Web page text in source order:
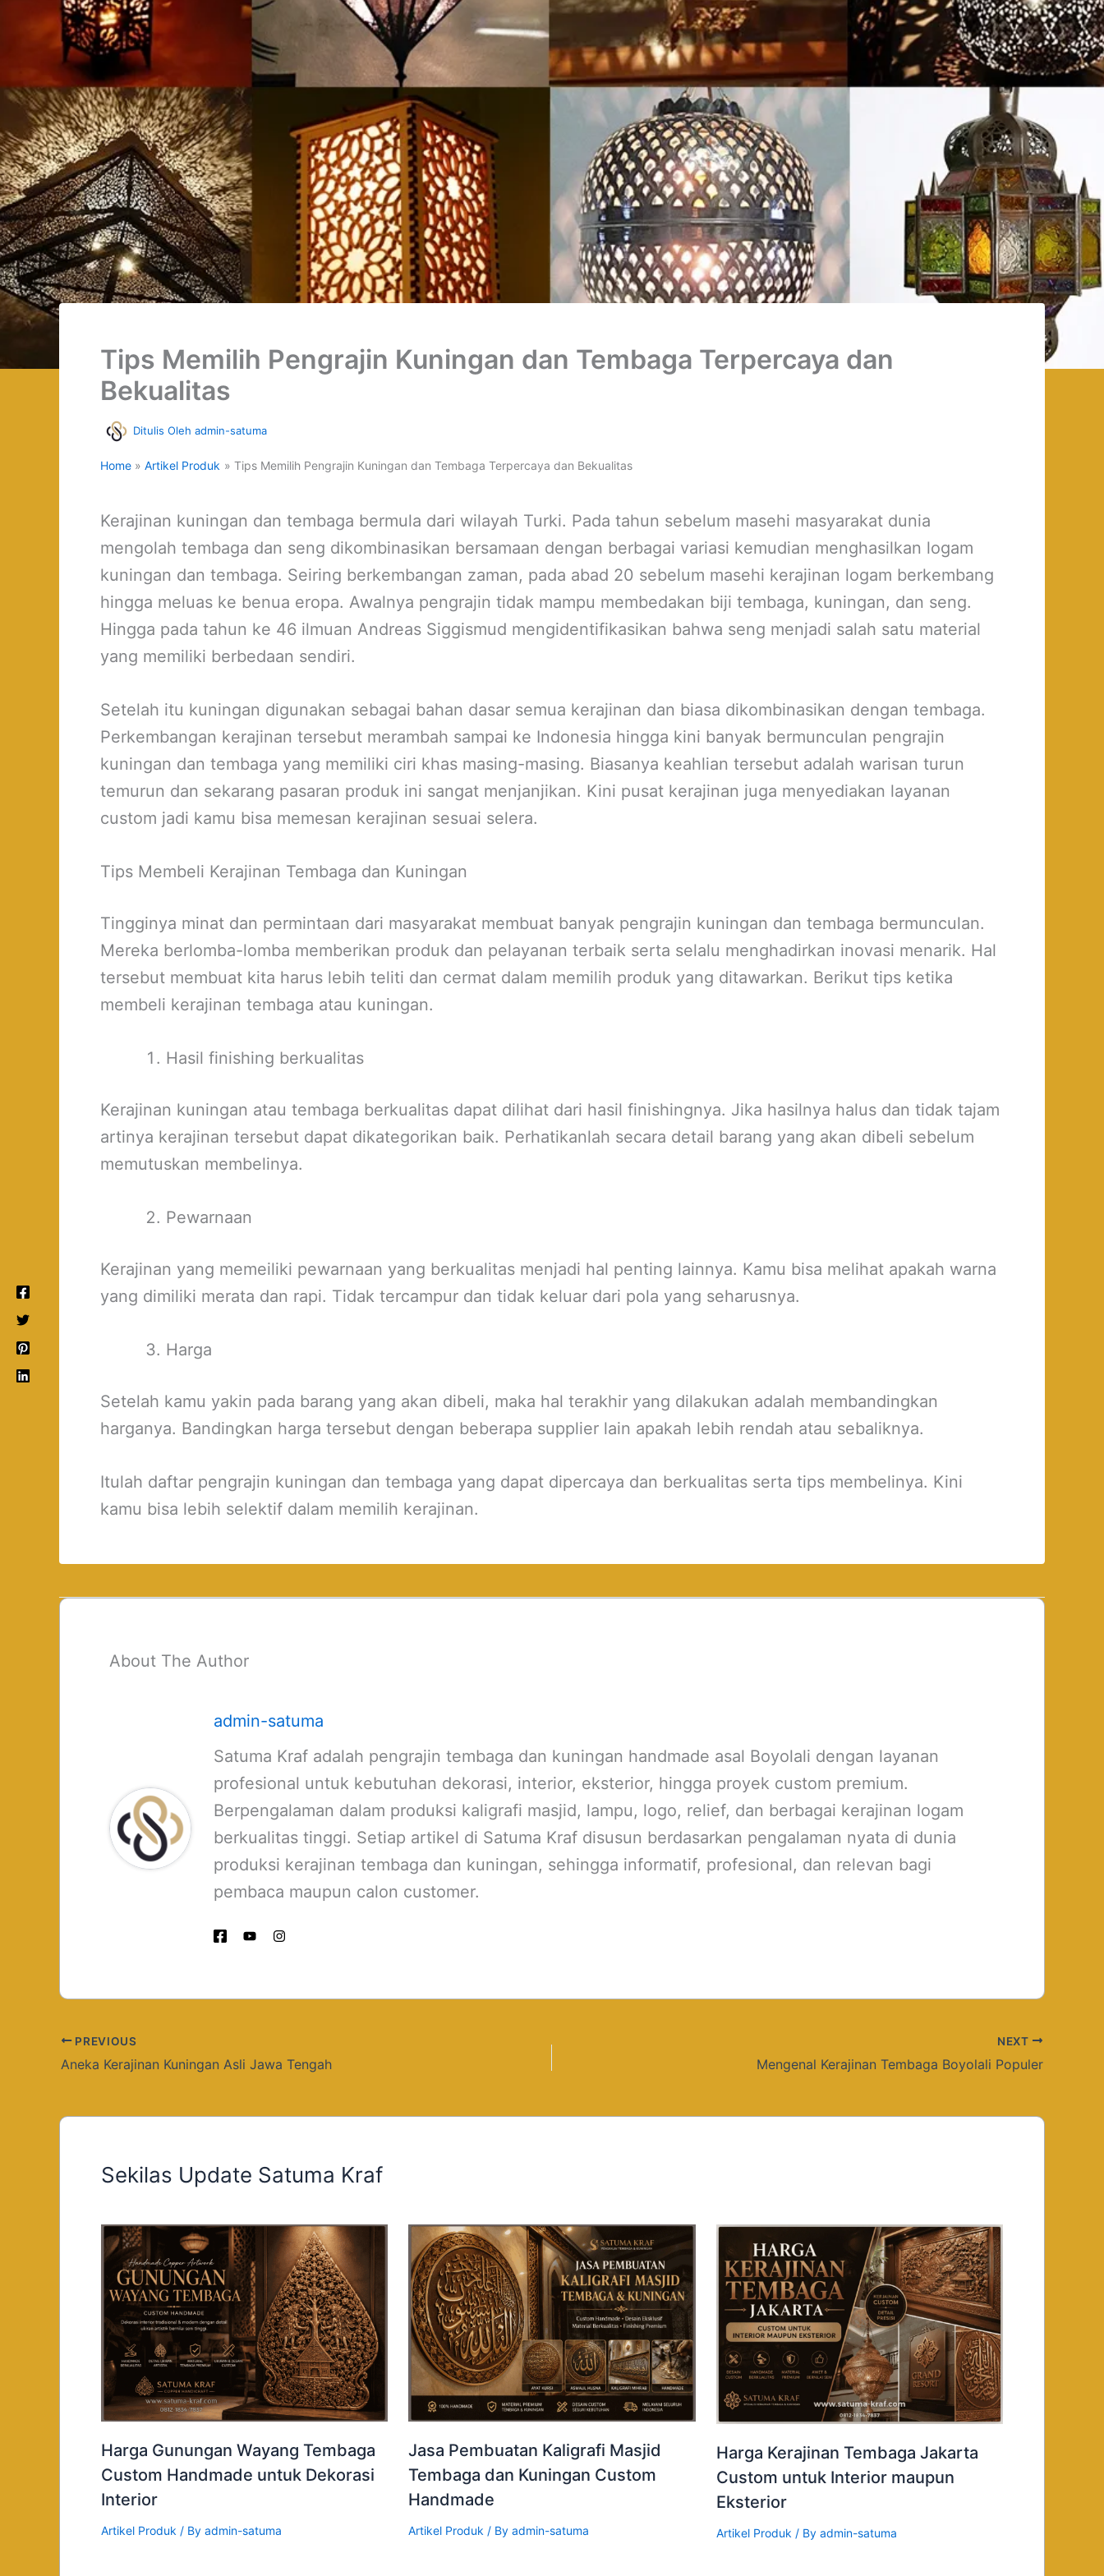
Tips Memilih Pengrajin Kuningan dan Tembaga Terpercaya dan
Bekualitas
Ditulis Oleh admin-satuma
Home Artikel Produk Tips Memilih Pengrajin Kuningan dan Tembaga Terpercaya dan Bekualitas
Kerajinan kuningan dan tembaga bermula dari wilayah Turki. Pada tahun sebelum masehi masyarakat dunia
mengolah tembaga dan seng dikombinasikan bersamaan dengan berbagai variasi kemudian menghasilkan logam
kuningan dan tembaga. Seiring berkembangan zaman, pada abad 20 sebelum masehi kerajinan logam berkembang
hingga meluas ke benua eropa. Awalnya pengrajin tidak mampu membedakan biji tembaga, kuningan, dan seng.
Hingga pada tahun ke 46 ilmuan Andreas Siggismud mengidentifikasikan bahwa seng menjadi salah satu material
yang memiliki berbedaan sendiri.
Setelah itu kuningan digunakan sebagai bahan dasar semua kerajinan dan biasa dikombinasikan dengan tembaga.
Perkembangan kerajinan tersebut merambah sampai ke Indonesia hingga kini banyak bermunculan pengrajin
kuningan dan tembaga yang memiliki ciri khas masing-masing. Biasanya keahlian tersebut adalah warisan turun
temurun dan sekarang pasaran produk ini sangat menjanjikan. Kini pusat kerajinan juga menyediakan layanan
custom jadi kamu bisa memesan kerajinan sesuai selera.
Tips Membeli Kerajinan Tembaga dan Kuningan
Tingginya minat dan permintaan dari masyarakat membuat banyak pengrajin kuningan dan tembaga bermunculan.
Mereka berlomba-lomba memberikan produk dan pelayanan terbaik serta selalu menghadirkan inovasi menarik. Hal
tersebut membuat kita harus lebih teliti dan cermat dalam memilih produk yang ditawarkan. Berikut tips ketika
membeli kerajinan tembaga atau kuningan.
Hasil finishing berkualitas
Kerajinan kuningan atau tembaga berkualitas dapat dilihat dari hasil finishingnya. Jika hasilnya halus dan tidak tajam
artinya kerajinan tersebut dapat dikategorikan baik. Perhatikanlah secara detail barang yang akan dibeli sebelum
memutuskan membelinya.
Pewarnaan
Kerajinan yang memeiliki pewarnaan yang berkualitas menjadi hal penting lainnya. Kamu bisa melihat apakah warna
yang dimiliki merata dan rapi. Tidak tercampur dan tidak keluar dari pola yang seharusnya.
Harga
Setelah kamu yakin pada barang yang akan dibeli, maka hal terakhir yang dilakukan adalah membandingkan
harganya. Bandingkan harga tersebut dengan beberapa supplier lain apakah lebih rendah atau sebaliknya.
Itulah daftar pengrajin kuningan dan tembaga yang dapat dipercaya dan berkualitas serta tips membelinya. Kini
kamu bisa lebih selektif dalam memilih kerajinan.
About The Author
admin-satuma
Satuma Kraf adalah pengrajin tembaga dan kuningan handmade asal Boyolali dengan layanan
profesional untuk kebutuhan dekorasi, interior, eksterior, hingga proyek custom premium.
Berpengalaman dalam produksi kaligrafi masjid, lampu, logo, relief, dan berbagai kerajinan logam
berkualitas tinggi. Setiap artikel di Satuma Kraf disusun berdasarkan pengalaman nyata di dunia
produksi kerajinan tembaga dan kuningan, sehingga informatif, profesional, dan relevan bagi
pembaca maupun calon customer.
PREVIOUS
Aneka Kerajinan Kuningan Asli Jawa Tengah
NEXT
Mengenal Kerajinan Tembaga Boyolali Populer
Sekilas Update Satuma Kraf
Harga Gunungan Wayang Tembaga
Custom Handmade untuk Dekorasi
Interior
Artikel Produk / By admin-satuma
Jasa Pembuatan Kaligrafi Masjid
Tembaga dan Kuningan Custom
Handmade
Artikel Produk / Byadmin-satuma
Harga Kerajinan Tembaga Jakarta
Custom untuk Interior maupun
Eksterior
Artikel Produk / By admin-satuma